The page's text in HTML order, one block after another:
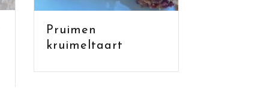
Pruimen
kruimeltaart